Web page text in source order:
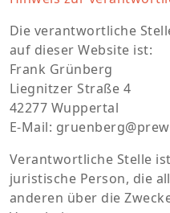
Die verantwortliche
auf dieser Website ist:
Frank Grünberg
Liegnitzer Straße 4
42277 Wuppertal
E-Mail:
Verantwortliche Stelle
juristische Person, die
anderen über die